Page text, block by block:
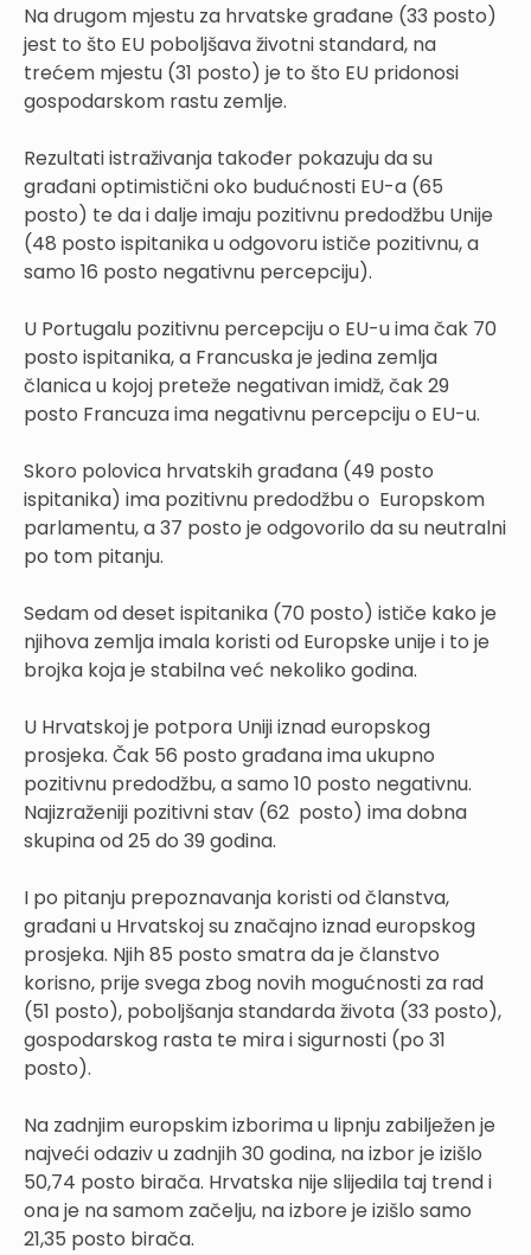
Na drugom mjestu za hrvatske građane (33 posto)
jest to što EU poboljšava životni standard, na
trećem mjestu (31 posto) je to što EU pridonosi
gospodarskom rastu zemlje.
Rezultati istraživanja također pokazuju da su
građani optimistični oko budućnosti EU-a (65
posto) te da i dalje imaju pozitivnu predodžbu Unije
(48 posto ispitanika u odgovoru ističe pozitivnu, a
samo 16 posto negativnu percepciju).
U Portugalu pozitivnu percepciju o EU-u ima čak 70
posto ispitanika, a Francuska je jedina zemlja
članica u kojoj preteže negativan imidž, čak 29
posto Francuza ima negativnu percepciju o EU-u.
Skoro polovica hrvatskih građana (49 posto
ispitanika) ima pozitivnu predodžbu o Europskom
parlamentu, a 37 posto je odgovorilo da su neutralni
po tom pitanju.
Sedam od deset ispitanika (70 posto) ističe kako je
njihova zemlja imala koristi od Europske unije i to je
brojka koja je stabilna već nekoliko godina.
U Hrvatskoj je potpora Uniji iznad europskog
prosjeka. Čak 56 posto građana ima ukupno
pozitivnu predodžbu, a samo 10 posto negativnu.
Najizraženiji pozitivni stav (62 posto) ima dobna
skupina od 25 do 39 godina.
I po pitanju prepoznavanja koristi od članstva,
građani u Hrvatskoj su značajno iznad europskog
prosjeka. Njih 85 posto smatra da je članstvo
korisno, prije svega zbog novih mogućnosti za rad
(51 posto), poboljšanja standarda života (33 posto),
gospodarskog rasta te mira i sigurnosti (po 31
posto).
Na zadnjim europskim izborima u lipnju zabilježen je
najveći odaziv u zadnjih 30 godina, na izbor je izišlo
50,74 posto birača. Hrvatska nije slijedila taj trend i
ona je na samom začelju, na izbore je izišlo samo
21,35 posto birača.